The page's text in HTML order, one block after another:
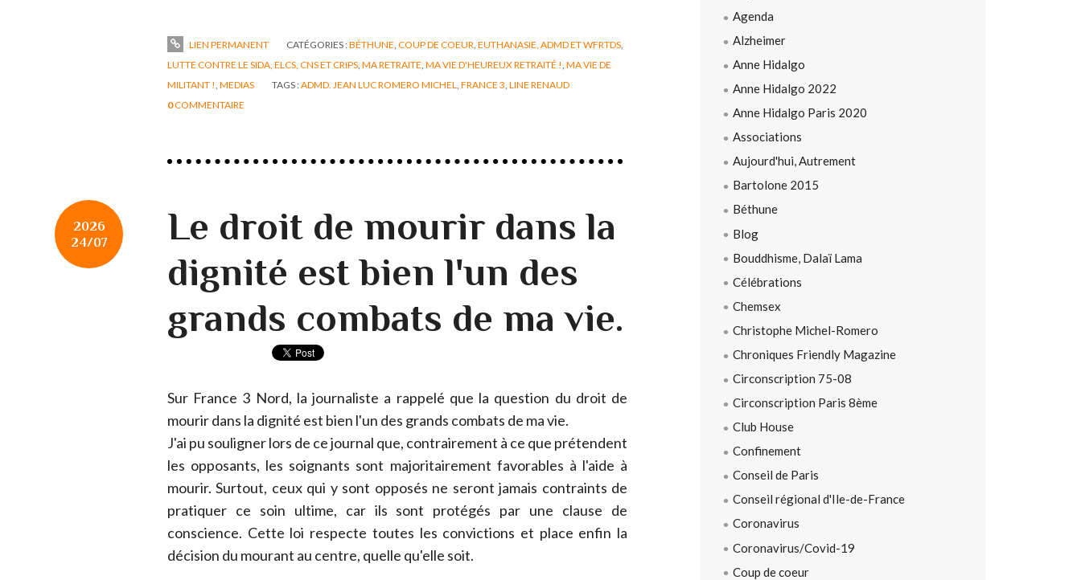
LIEN PERMANENT CATÉGORIES :BÉTHUNE, COUP DE COEUR, EUTHANASIE, ADMD ET WFRTDS,
LUTTE CONTRE LE SIDA, ELCS, CNS ET CRIPS, MA RETRAITE, MA VIE D'HEUREUX RETRAITÉ !, MA VIE DE
MILITANT !, MEDIAS TAGS :ADMD. JEAN LUC ROMERO MICHEL, FRANCE 3, LINE RENAUD
0COMMENTAIRE
2026
24/07
Le droit de mourir dans la
dignité est bien l'un des
grands combats de ma vie.
Sur France 3 Nord, la journaliste a rappelé que la question du droit de
mourir dans la dignité est bien l'un des grands combats de ma vie.
J'ai pu souligner lors de ce journal que, contrairement à ce que prétendent
les opposants, les soignants sont majoritairement favorables à l'aide à
mourir. Surtout, ceux qui y sont opposés ne seront jamais contraints de
pratiquer ce soin ultime, car ils sont protégés par une clause de
conscience. Cette loi respecte toutes les convictions et place enfin la
décision du mourant au centre, quelle qu'elle soit.
Agenda
Alzheimer
Anne Hidalgo
Anne Hidalgo 2022
Anne Hidalgo Paris 2020
Associations
Aujourd'hui, Autrement
Bartolone 2015
Béthune
Blog
Bouddhisme, Dalaï Lama
Célébrations
Chemsex
Christophe Michel-Romero
Chroniques Friendly Magazine
Circonscription 75-08
Circonscription Paris 8ème
Club House
Confinement
Conseil de Paris
Conseil régional d'Ile-de-France
Coronavirus
Coronavirus/Covid-19
Coup de coeur